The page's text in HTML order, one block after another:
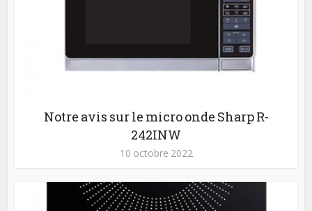
Notre avis sur le micro onde Sharp R-
242INW
10 octobre 2022